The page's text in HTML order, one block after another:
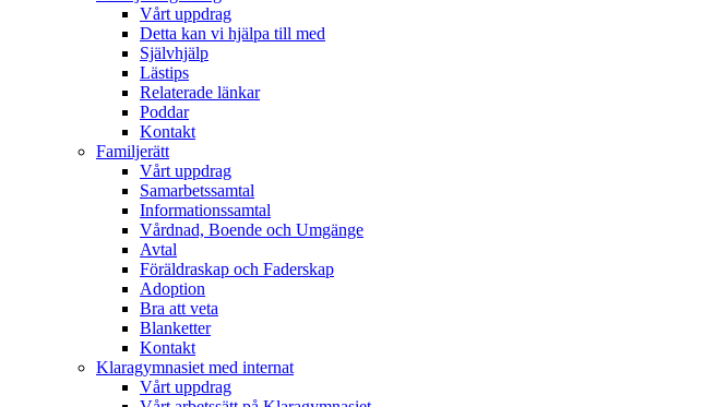
Vårt uppdrag
Detta kan vi hjälpa till med
Självhjälp
Lästips
Relaterade länkar
Poddar
Kontakt
Familjerätt
Vårt uppdrag
Samarbetssamtal
Informationssamtal
Vårdnad, Boende och Umgänge
Avtal
Föräldraskap och Faderskap
Adoption
Bra att veta
Blanketter
Kontakt
Klaragymnasiet med internat
Vårt uppdrag